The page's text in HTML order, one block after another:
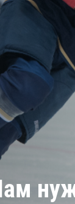
Амур
Салават Юлаев
Сибирь